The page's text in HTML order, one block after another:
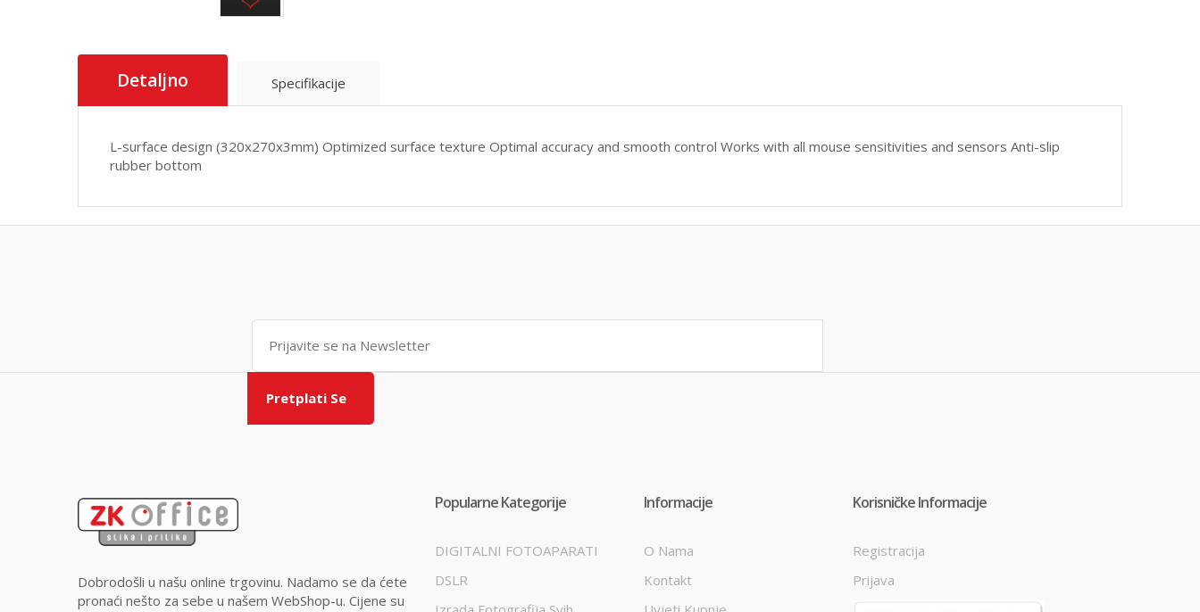
Detaljno Specifikacije
L-surface design (320x270x3mm) Optimized surface texture Optimal accuracy and smooth control Works with all mouse sensitivities and sensors Anti-slip
rubber bottom
Pretplati Se
Dobrodošli u našu online trgovinu. Nadamo se da ćete
pronaći nešto za sebe u našem WebShop-u. Cijene su
Popularne Kategorije
DIGITALNI FOTOAPARATI
DSLR
Informacije
O Nama
Kontakt
Korisničke Informacije
Registracija
Prijava